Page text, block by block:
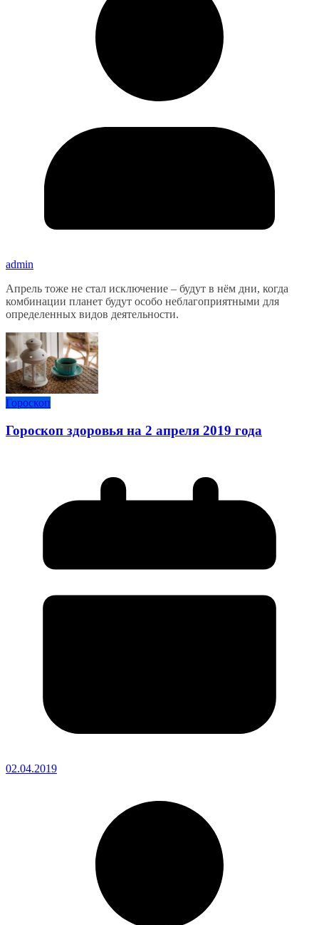
admin
Апрель тоже не стал исключение – будут в нём дни, когда
комбинации планет будут особо неблагоприятными для
определенных видов деятельности.
Гороскоп
Гороскоп здоровья на 2 апреля 2019 года
02.04.2019